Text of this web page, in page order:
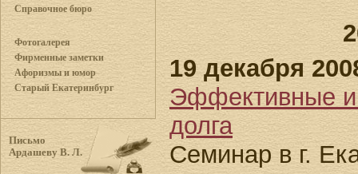
Справочное бюро
Фотогалерея
Фирменные заметки
Афоризмы и юмор
Старый Екатеринбург
Письмо
Ардашеву В. Л.
19 декабря
Эффективные
долга
Семинар в г.